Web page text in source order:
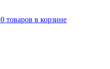
0 товаров в корзине